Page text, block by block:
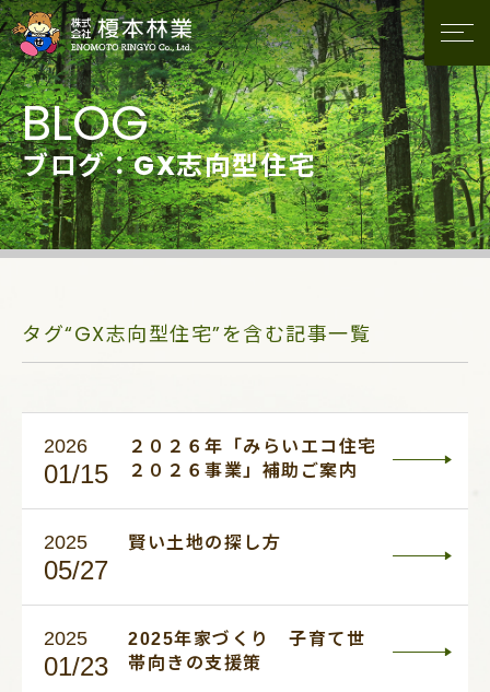
ブログ：GX志向型住宅
タグ“GX志向型住宅”を含む記事一覧
2026
01/15
２０２６年「みらいエコ住宅
２０２６事業」補助ご案内
2025
05/27
賢い土地の探し方
2025
01/23
2025年家づくり 子育て世
帯向きの支援策